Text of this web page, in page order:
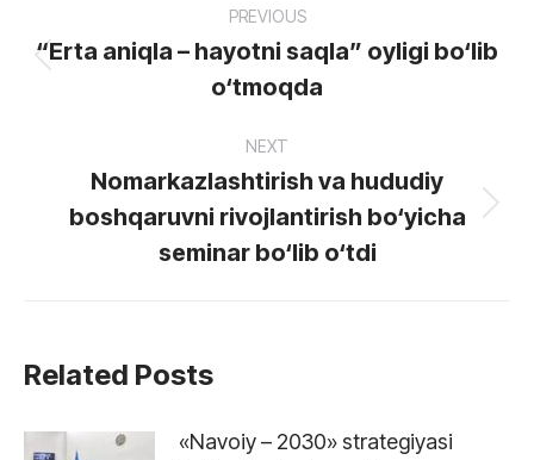
navigation
PREVIOUS
Previous
post:
“Erta aniqla – hayotni saqla” oyligi bo‘lib
o‘tmoqda
NEXT
Next
post:
Nomarkazlashtirish va hududiy
boshqaruvni rivojlantirish bo‘yicha
seminar bo‘lib o‘tdi
Related Posts
«Navoiy – 2030» strategiyasi